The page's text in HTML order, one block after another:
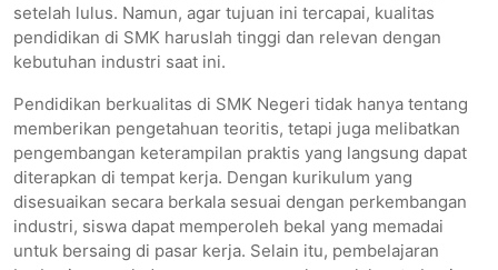
setelah lulus. Namun, agar tujuan ini tercapai, kualitas
pendidikan di SMK haruslah tinggi dan relevan dengan
kebutuhan industri saat ini.
Pendidikan berkualitas di SMK Negeri tidak hanya tentang
memberikan pengetahuan teoritis, tetapi juga melibatkan
pengembangan keterampilan praktis yang langsung dapat
diterapkan di tempat kerja. Dengan kurikulum yang
disesuaikan secara berkala sesuai dengan perkembangan
industri, siswa dapat memperoleh bekal yang memadai
untuk bersaing di pasar kerja. Selain itu, pembelajaran